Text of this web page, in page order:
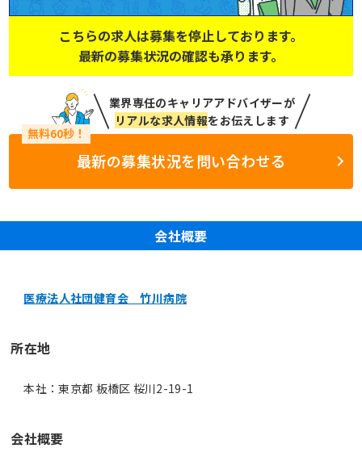
こちらの求人は募集を停止しております。
最新の募集状況の確認も承ります。
業界専任のキャリアアドバイザーが
リアルな求人情報をお伝えします
最新の募集状況を問い合わせる
会社概要
医療法人社団健育会 竹川病院
所在地
本社：東京都 板橋区 桜川2-19-1
会社概要